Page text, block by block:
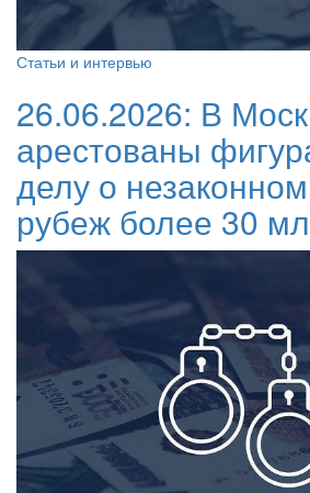
Статьи и интервью
26.06.2026: В
арестованы
делу о
рубеж более 30